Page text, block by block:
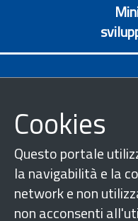
Cookies
Questo portale
la navigabilità e la
network e non
non acconsenti